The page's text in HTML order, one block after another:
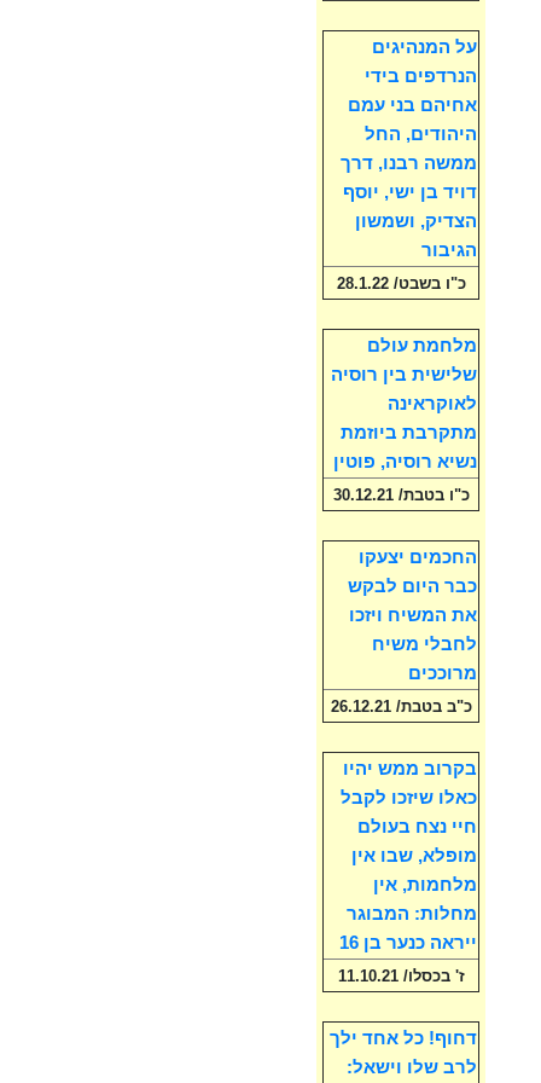
על המנהיגים
הנרדפים בידי
אחיהם בני עמם
היהודים, החל
ממשה רבנו, דרך
דויד בן ישי, יוסף
הצדיק, ושמשון
הגיבור
כ"ו בשבט/ 28.1.22
מלחמת עולם
שלישית בין רוסיה
לאוקראינה
מתקרבת ביוזמת
נשיא רוסיה, פוטין
כ"ו בטבת/ 30.12.21
החכמים יצעקו
כבר היום לבקש
את המשיח ויזכו
לחבלי משיח
מרוככים
כ"ב בטבת/ 26.12.21
בקרוב ממש יהיו
כאלו שיזכו לקבל
חיי נצח בעולם
מופלא, שבו אין
מלחמות, אין
מחלות: המבוגר
ייראה כנער בן 16
ז' בכסלו/ 11.10.21
דחוף! כל אחד ילך
לרב שלו וישאל: